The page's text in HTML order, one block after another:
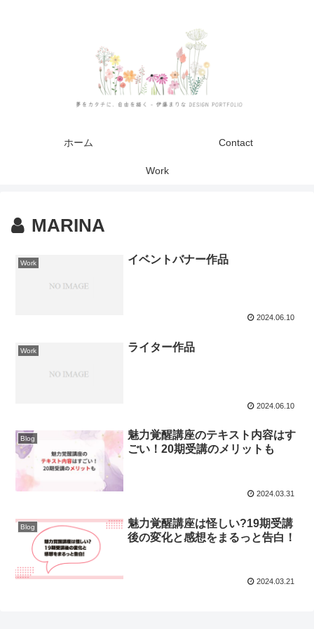
ホーム Contact
Work
MARINA
Work イベントバナー作品
2024.06.10
Work ライター作品
2024.06.10
Blog
魅力覚醒講座のテキスト内容はす
ごい！20期受講のメリットも
2024.03.31
Blog
魅力覚醒講座は怪しい?19期受講
後の変化と感想をまるっと告白！
2024.03.21